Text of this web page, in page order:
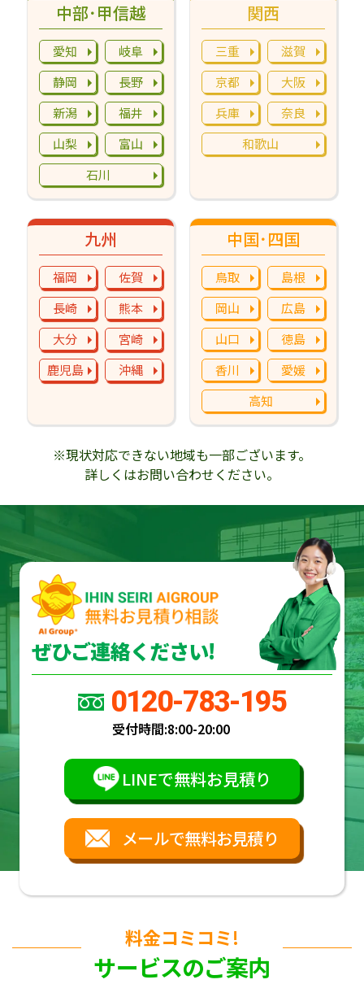
九州
福岡
佐賀
長崎
熊本
大分
宮崎
鹿児島
沖縄
中国･四国
鳥取
島根
岡山
広島
山口
徳島
香川
愛媛
高知
中部･甲信越
愛知
岐阜
静岡
長野
新潟
福井
山梨
富山
石川
関西
三重
滋賀
京都
大阪
兵庫
奈良
和歌山
※現状対応できない地域も一部ございます。
詳しくはお問い合わせください。
ぜひご連絡ください!
0120-783-195
受付時間:8:00-20:00
LINEで無料お見積り
メールで無料お見積り
料金コミコミ!
サービスのご案内